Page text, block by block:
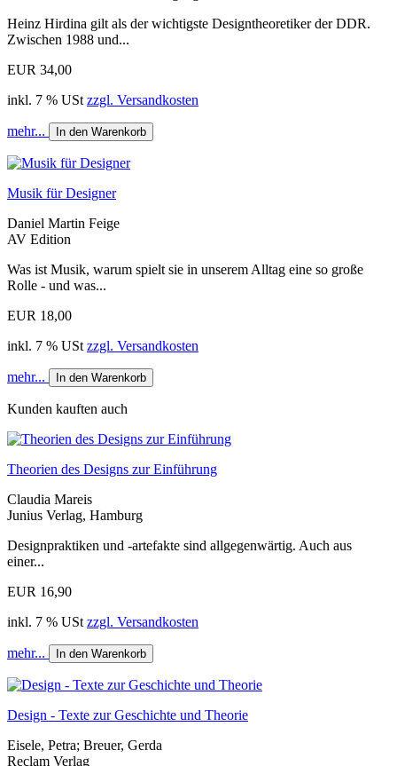
Heinz Hirdina gilt als der wichtigste Designtheoretiker der DDR.
Zwischen 1988 und...
EUR 34,00
inkl. 7 % USt zzgl. Versandkosten
mehr... In den Warenkorb
Musik für Designer
Daniel Martin Feige
AV Edition
Was ist Musik, warum spielt sie in unserem Alltag eine so große
Rolle - und was...
EUR 18,00
inkl. 7 % USt zzgl. Versandkosten
mehr... In den Warenkorb
Kunden kauften auch
Theorien des Designs zur Einführung
Claudia Mareis
Junius Verlag, Hamburg
Designpraktiken und -artefakte sind allgegenwärtig. Auch aus
einer...
EUR 16,90
inkl. 7 % USt zzgl. Versandkosten
mehr... In den Warenkorb
Design - Texte zur Geschichte und Theorie
Eisele, Petra; Breuer, Gerda
Reclam Verlag